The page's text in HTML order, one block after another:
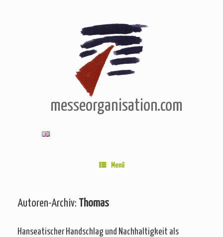
messeorganisation.com
Menü
Autoren-Archiv: Thomas
Hanseatischer Handschlag und Nachhaltigkeit als